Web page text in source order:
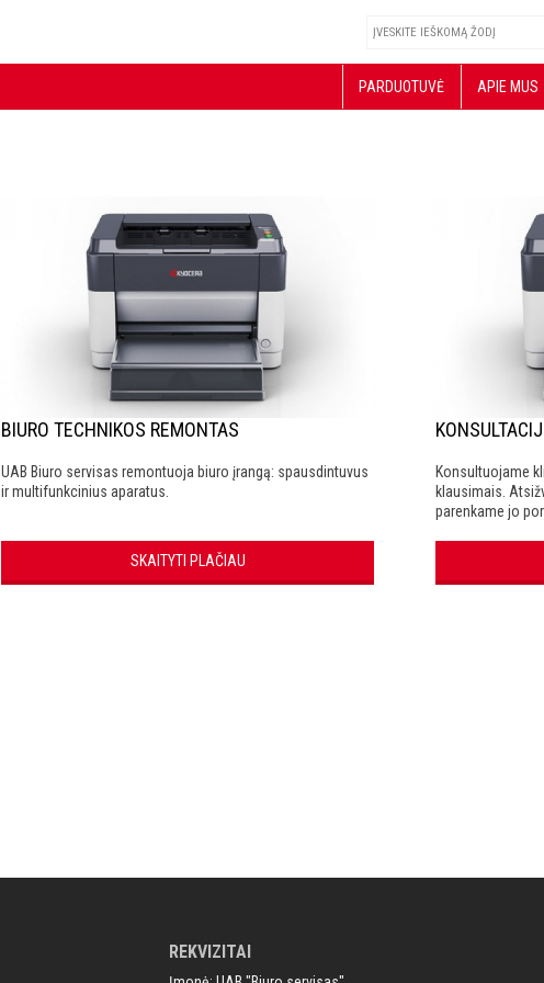
PARDUOTUVĖ APIE MUS
BIURO TECHNIKOS REMONTAS
UAB Biuro servisas remontuoja biuro įrangą: spausdintuvus
ir multifunkcinius aparatus.
SKAITYTI PLAČIAU
Konsultuojame
klausimais.
parenkame jo
darbą su
taip pat
konfidencialumu
REKVIZITAI